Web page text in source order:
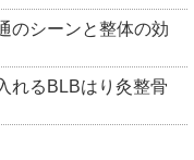
のシーンと整体の効
れるBLBはり灸整骨